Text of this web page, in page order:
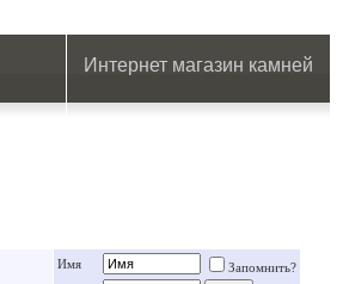
Интернет магазин камней
Имя
Запомнить?